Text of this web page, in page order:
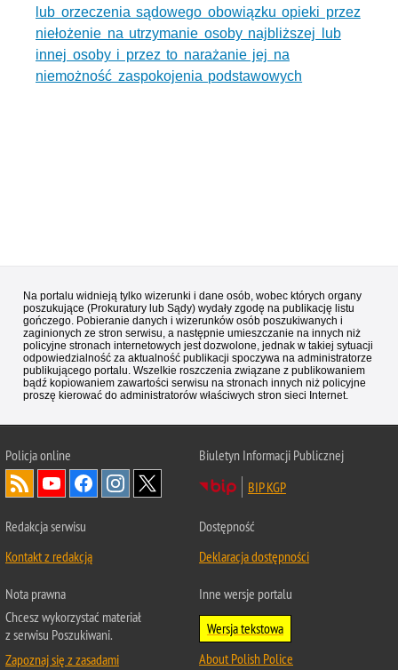
lub orzeczenia sądowego obowiązku opieki przez
niełożenie na utrzymanie osoby najbliższej lub
innej osoby i przez to narażanie jej na
niemożność zaspokojenia podstawowych
Na portalu widnieją tylko wizerunki i dane osób, wobec których organy
poszukujące (Prokuratury lub Sądy) wydały zgodę na publikację listu
gończego. Pobieranie danych i wizerunków osób poszukiwanych i
zaginionych ze stron serwisu, a następnie umieszczanie na innych niż
policyjne stronach internetowych jest dozwolone, jednak w takiej sytuacji
odpowiedzialność za aktualność publikacji spoczywa na administratorze
publikującego portalu. Wszelkie roszczenia związane z publikowaniem
bądź kopiowaniem zawartości serwisu na stronach innych niż policyjne
proszę kierować do administratorów właściwych stron sieci Internet.
Policjaonline
Biuletyn Informacji Publicznej
BIP KGP
Redakcja serwisu
Kontakt z redakcją
Dostępność
Deklaracja dostępności
Nota prawna
Chcesz wykorzystać materiał
z serwisu Poszukiwani.
Zapoznaj się z zasadami
Inne wersje portalu
Wersja tekstowa
About Polish Police